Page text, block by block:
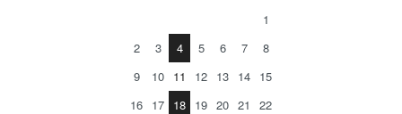
1
2
3 4 5 6 7
8
9
10 11 12 13 14 15
16 17 18 19 20 21
22